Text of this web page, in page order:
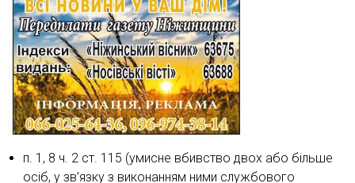
п. 1, 8 ч. 2 ст. 115 (умисне вбивство двох або більше
осіб, у зв’язку з виконанням ними службового